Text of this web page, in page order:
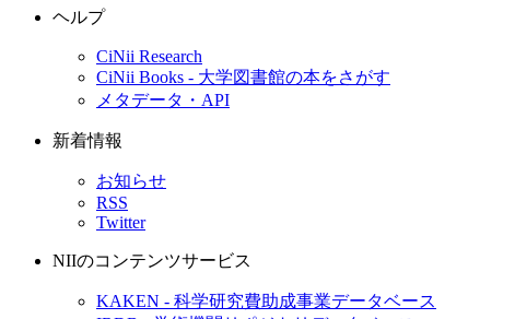
ヘルプ
CiNii Research
CiNii Books - 大学図書館の本をさがす
メタデータ・API
新着情報
お知らせ
RSS
Twitter
NIIのコンテンツサービス
KAKEN - 科学研究費助成事業データベース